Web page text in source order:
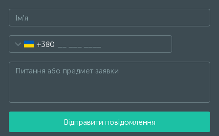
+380
Відправити повідомлення